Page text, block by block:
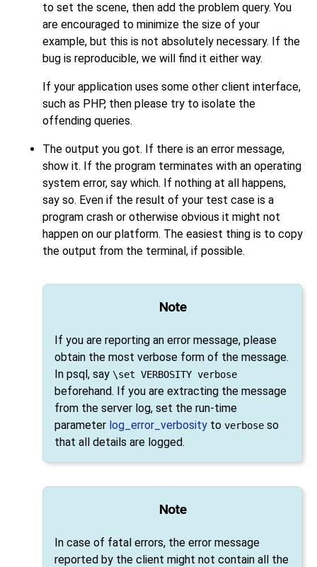
to set the scene, then add the problem query. You
are encouraged to minimize the size of your
example, but this is not absolutely necessary. If the
bug is reproducible, we will find it either way.
If your application uses some other client interface,
such as PHP, then please try to isolate the
offending queries.
The output you got. If there is an error message,
show it. If the program terminates with an operating
system error, say which. If nothing at all happens,
say so. Even if the result of your test case is a
program crash or otherwise obvious it might not
happen on our platform. The easiest thing is to copy
the output from the terminal, if possible.
Note
If you are reporting an error message, please
obtain the most verbose form of the message.
In psql, say \set VERBOSITY verbose
beforehand. If you are extracting the message
from the server log, set the run-time
parameter log_error_verbosity to verbose so
that all details are logged.
Note
In case of fatal errors, the error message
reported by the client might not contain all the